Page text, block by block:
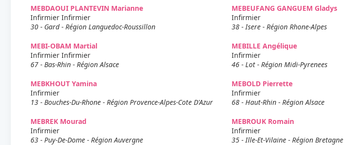
MEBDAOUI PLANTEVIN Marianne
Infirmier Infirmier
30 - Gard - Région Languedoc-Roussillon
MEBEUFANG GANGUEM Gladys
Infirmier
38 - Isere - Région Rhone-Alpes
MEBI-OBAM Martial
Infirmier Infirmier
67 - Bas-Rhin - Région Alsace
MEBILLE Angélique
Infirmier
46 - Lot - Région Midi-Pyrenees
MEBKHOUT Yamina
Infirmier
13 - Bouches-Du-Rhone - Région Provence-Alpes-Cote D'Azur
MEBOLD Pierrette
Infirmier
68 - Haut-Rhin - Région Alsace
MEBREK Mourad
Infirmier
63 - Puy-De-Dome - Région Auvergne
MEBROUK Romain
Infirmier
35 - Ille-Et-Vilaine - Région Bretagne